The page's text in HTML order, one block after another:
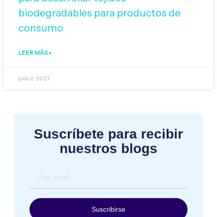
biodegradables para productos de
consumo
LEER MÁS »
julio 2, 2021
Suscríbete para recibir
nuestros blogs
Suscribirse